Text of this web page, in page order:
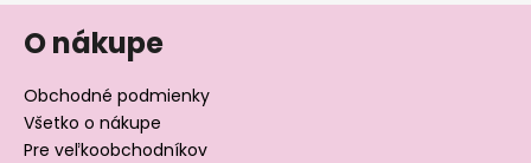
O nákupe
Obchodné podmienky
Všetko o nákupe
Pre veľkoobchodníkov